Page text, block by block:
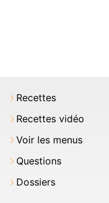
Recettes
Recettes vidéo
Voir les menus
Questions
Dossiers